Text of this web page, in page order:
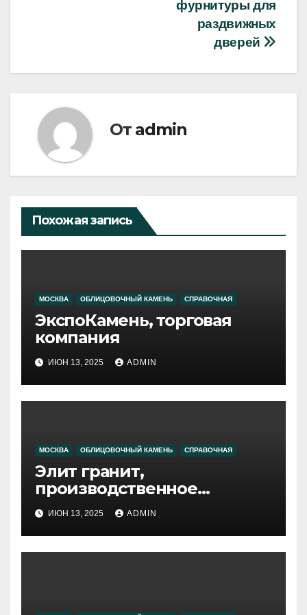
фурнитуры для
раздвижных
дверей
От admin
Похожая запись
МОСКВА ОБЛИЦОВОЧНЫЙ КАМЕНЬ СПРАВОЧНАЯ
ЭкспоКамень, торговая
компания
ИЮН 13, 2025 ADMIN
МОСКВА ОБЛИЦОВОЧНЫЙ КАМЕНЬ СПРАВОЧНАЯ
Элит гранит,
производственное
объединение
ИЮН 13, 2025 ADMIN